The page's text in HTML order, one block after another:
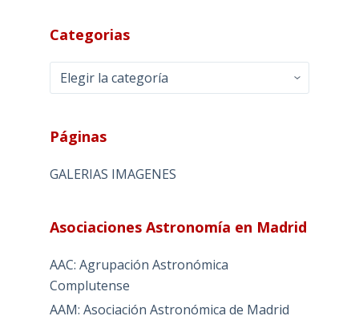
Categorias
Categorias
Páginas
GALERIAS IMAGENES
Asociaciones Astronomía en Madrid
AAC: Agrupación Astronómica
Complutense
AAM: Asociación Astronómica de Madrid